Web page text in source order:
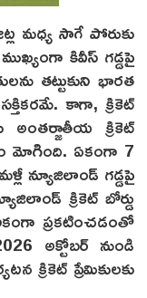
మధ్య సాగే పోరుకు
కివీస్ గడ్డపై
తట్టుకుని భారత
కాగా, క్రికెట్
అంతర్జాతీయ క్రికెట్
మోగింది. ఏకంగా 7
న్యూజిలాండ్ గడ్డపై
క్రికెట్ బోర్డు
ప్రకటించడంతో
అక్టోబర్ నుండి
క్రికెట్ ప్రేమికులకు